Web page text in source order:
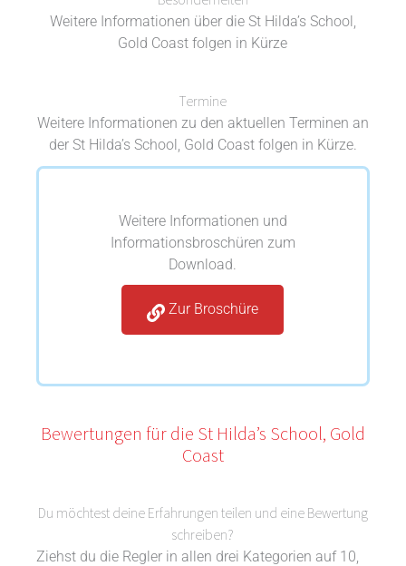
Weitere Informationen über die St Hilda’s School,
Gold Coast folgen in Kürze
Termine
Weitere Informationen zu den aktuellen Terminen an
der St Hilda’s School, Gold Coast folgen in Kürze.
Weitere Informationen und
Informationsbroschüren zum
Download.
Zur Broschüre
Bewertungen für die St Hilda’s School, Gold
Coast
Du möchtest deine Erfahrungen teilen und eine Bewertung
schreiben?
Ziehst du die Regler in allen drei Kategorien auf 10,